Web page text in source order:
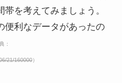
を考えてみましょう。
便利なデータがあったの
：
21/160000）